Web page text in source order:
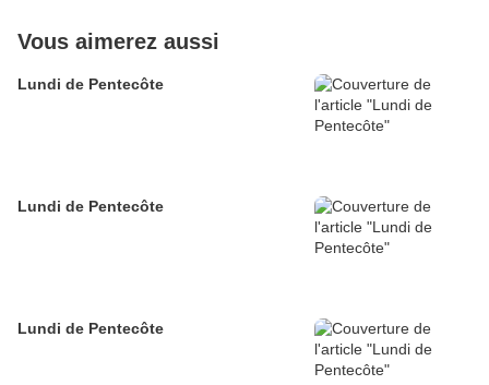
Vous aimerez aussi
Lundi de Pentecôte
Lundi de Pentecôte
Lundi de Pentecôte